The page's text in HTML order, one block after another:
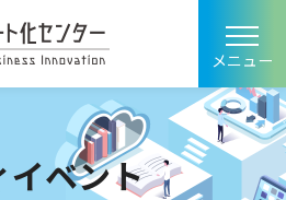
メニュー
イベント